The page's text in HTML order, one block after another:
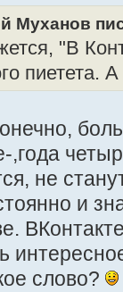
Муханов
"В
пиетета.
,года
не
и
слово?